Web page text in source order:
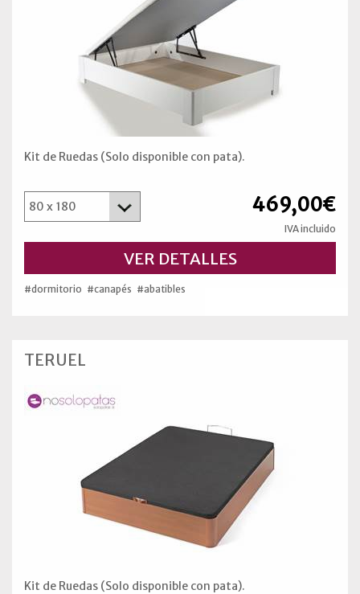
Kit de Ruedas (Solo disponible con pata).
469,00€
IVA incluido
VER DETALLES
#dormitorio #canapés #abatibles
TERUEL
Kit de Ruedas (Solo disponible con pata).